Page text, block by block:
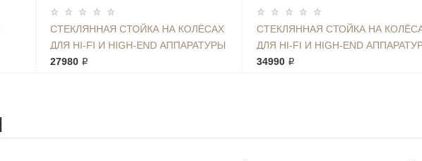
СТЕКЛЯННАЯ СТОЙКА НА КОЛЁСАХ
ДЛЯ HI-FI И HIGH-END АППАРАТУРЫ
ТК 65*45.5/4-К
27980 ₽
СТЕКЛЯННАЯ СТОЙКА НА
ДЛЯ HI-FI И HIGH-END
ТК 65*45.7/4-К
34990 ₽